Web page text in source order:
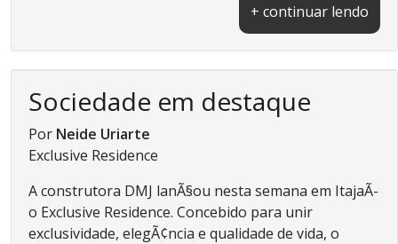
+ continuar lendo
Sociedade em destaque
Por Neide Uriarte
Exclusive Residence
A construtora DMJ lanÃ§ou nesta semana em ItajaÃ­
o Exclusive Residence. Concebido para unir
exclusividade, elegÃ¢ncia e qualidade de vida, o